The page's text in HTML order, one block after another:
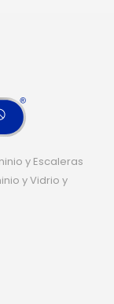
y Escaleras
y Vidrio y